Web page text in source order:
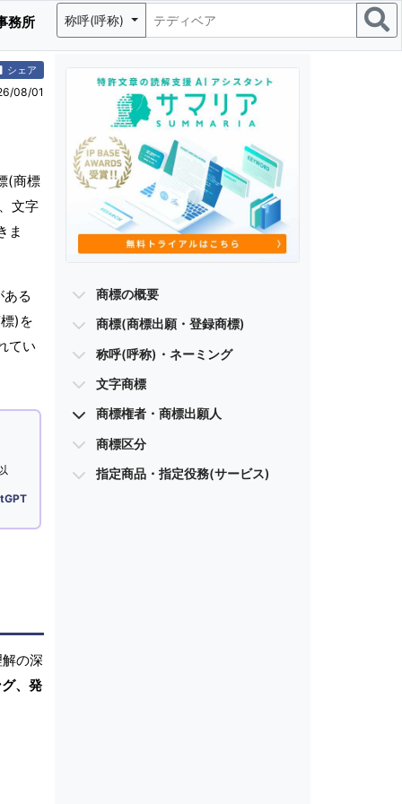
務所 称呼(呼称)
シェア
08/01
(商標
文字
ま
る
)を
てい
の深
、発
商標の概要
商標(商標出願・登録商標)
称呼(呼称)・ネーミング
文字商標
商標権者・商標出願人
商標区分
指定商品・指定役務(サービス)